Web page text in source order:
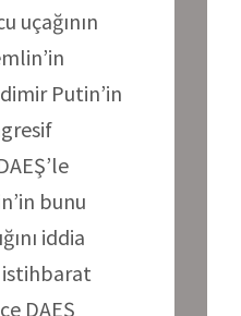
uçağının
Putin’in
bunu
iddia
istihbarat
DAEŞ